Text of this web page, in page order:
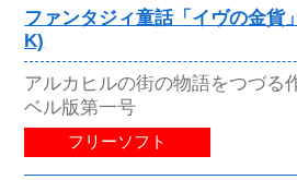
ファンタジィ童話「イヴの金貨
K)
アルカヒルの街の物語をつづる
ベル版第一号
フリーソフト